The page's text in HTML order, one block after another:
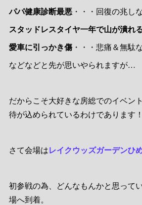
パパ健康診断最悪 ・・・回復の兆しな
スタッドレスタイヤ一年で山が潰れ
愛車に引っかき傷・・・悲痛＆無駄
などなどと先が思いやられますが…
だからこそ大好きな房総でのイベン
待が込められているわけであります！
さて会場はレイクウッズガーデンひ
初参戦の為、どんなもんかと思って
場へ到着。